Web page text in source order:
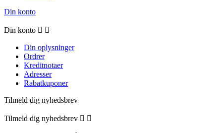
Din konto
Din konto  
Din oplysninger
Ordrer
Kreditnotaer
Adresser
Rabatkuponer
Tilmeld dig nyhedsbrev
Tilmeld dig nyhedsbrev  